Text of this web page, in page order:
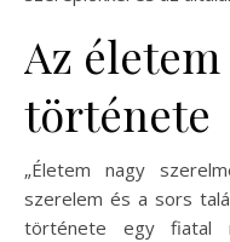
Az
története
„Életem nagy
szerelem és a sors
története egy fiatal